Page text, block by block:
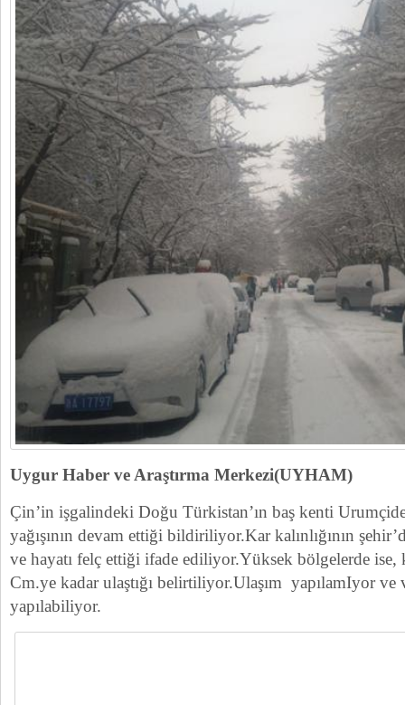
Uygur Haber ve Araştırma Merkezi(UYHAM)
Çin’in işgalindeki Doğu Türkistan’ın baş kenti
yağışının devam ettiği bildiriliyor.Kar kalınlığının
ve hayatı felç ettiği ifade ediliyor.Yüksek bölgelerde ise,
Cm.ye kadar ulaştığı belirtiliyor.Ulaşım yapılamIyor ve
yapılabiliyor.